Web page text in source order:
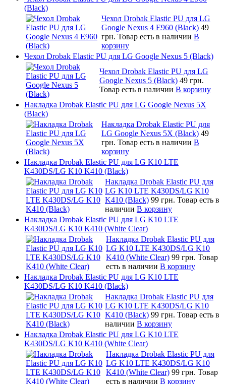
(Black)
Чехол Drobak Elastic PU для LG
Google Nexus 4 E960 (Black) 49
грн. Товар есть в наличии В
корзину
Чехол Drobak Elastic PU для LG Google Nexus 5 (Black)
Чехол Drobak Elastic PU для LG
Google Nexus 5 (Black) 49 грн.
Товар есть в наличии В корзину
Накладка Drobak Elastic PU для LG Google Nexus 5X
(Black)
Накладка Drobak Elastic PU для
LG Google Nexus 5X (Black) 49
грн. Товар есть в наличии В
корзину
Накладка Drobak Elastic PU для LG K10 LTE
K430DS/LG K10 K410 (Black)
Накладка Drobak Elastic PU для
LG K10 LTE K430DS/LG K10
K410 (Black) 99 грн. Товар есть в
наличии В корзину
Накладка Drobak Elastic PU для LG K10 LTE
K430DS/LG K10 K410 (White Clear)
Накладка Drobak Elastic PU для
LG K10 LTE K430DS/LG K10
K410 (White Clear) 99 грн. Товар
есть в наличии В корзину
Накладка Drobak Elastic PU для LG K10 LTE
K430DS/LG K10 K410 (Black)
Накладка Drobak Elastic PU для
LG K10 LTE K430DS/LG K10
K410 (Black) 99 грн. Товар есть в
наличии В корзину
Накладка Drobak Elastic PU для LG K10 LTE
K430DS/LG K10 K410 (White Clear)
Накладка Drobak Elastic PU для
LG K10 LTE K430DS/LG K10
K410 (White Clear) 99 грн. Товар
есть в наличии В корзину